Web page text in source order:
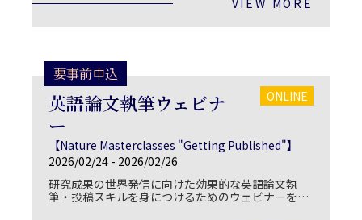
VIEW MORE
要事前申込
ONLINE
英語論文執筆ウェビナ
ー
【Nature Masterclasses "Getting Published"】
2026/02/24 - 2026/02/26
研究成果の世界発信に向けた効果的な英語論文執
筆・投稿スキルを身につけるためのウェビナーを開